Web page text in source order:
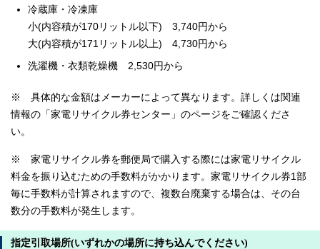
冷蔵庫・冷凍庫
小(内容積が170リットル以下) 3,740円から
大(内容積が171リットル以上) 4,730円から
洗濯機・衣類乾燥機 2,530円から
※ 具体的な金額はメーカーによって異なります。詳しくは関連
情報の「家電リサイクル券センター」のページをご確認くださ
い。
※ 家電リサイクル券を郵便局で購入する際には家電リサイクル
料金を振り込むための手数料がかかります。家電リサイクル券1部
毎に手数料が計算されますので、複数台廃棄する場合は、その台
数分の手数料が発生します。
指定引取場所(いずれかの場所に持ち込んでください)